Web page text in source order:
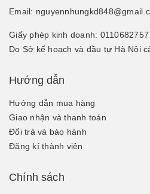
Email:
Giấy phép kinh doanh: 0110682757
Do Sở kế hoạch và đầu tư Hà Nội
Hướng dẫn
Hướng dẫn mua hàng
Giao nhận và thanh toán
Đổi trả và bảo hành
Đăng kí thành viên
Chính sách